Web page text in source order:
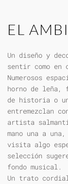
EL
Un diseño y
sentir como en
Numerosos
horno de
de historia o
entremezclan
artista
mano una a
visita algo
selección
fondo musical.
Un trato